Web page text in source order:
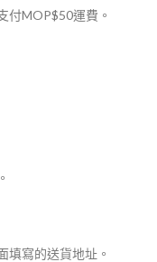
付MOP$50運費。
填寫的送貨地址。